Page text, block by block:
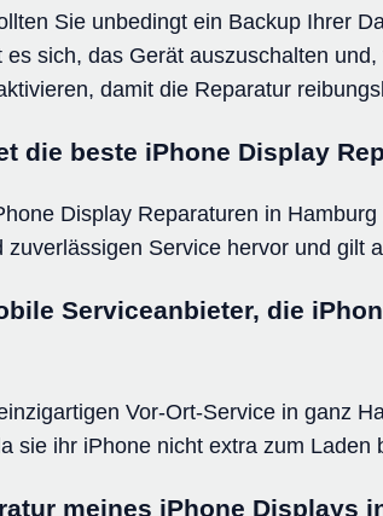
Sie unbedingt ein Backup Ihrer
sich, das Gerät auszuschalten
damit die Reparatur
die beste iPhone Display
Display Reparaturen in
Service hervor und gilt
Serviceanbieter, die
Vor-Ort-Service in ganz
sie ihr iPhone nicht extra zum Laden
meines iPhone Displays